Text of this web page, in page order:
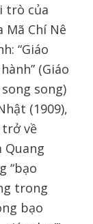
trò của
Mã Chí Nê
“Giáo
(Giáo
song)
(1909),
trở về
Quang
“bạo
trong
bạo